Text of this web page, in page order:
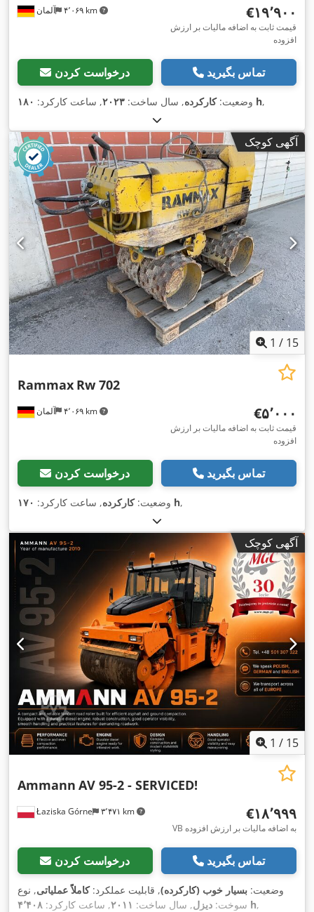
آلمان ۴٬۰۶۹ km ‎€۱۹٬۹۰۰
قیمت ثابت به اضافه مالیات بر ارزش
افزوده
درخواست کردن تماس بگیرید
وضعیت:کارکرده, سال ساخت: ۲۰۲۳, ساعت کارکرد: ۱۸۰ h,
آگهی کوچک
1 / 15
آلمان ۴٬۰۶۹ km
Rammax Rw 702
‎€۵٬۰۰۰
قیمت ثابت به اضافه مالیات بر ارزش
افزوده
درخواست کردن تماس بگیرید
وضعیت:کارکرده, ساعت کارکرد: ۱۷۰ h,
آگهی کوچک
1 / 15
Łaziska Górne ۳٬۴۷۱ km
Ammann AV 95-2 - SERVICED!
‎€۱۸٬۹۹۹
VB به اضافه مالیات بر ارزش افزوده
درخواست کردن تماس بگیرید
وضعیت: بسیار خوب (کارکرده), قابلیت عملکرد:کاملاً عملیاتی, نوع
سوخت: دیزل, سال ساخت: ۲۰۱۱, ساعت کارکرد: ۴٬۴۰۸ h,